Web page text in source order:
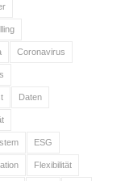
Coronavirus
Daten
ESG
Flexibilität